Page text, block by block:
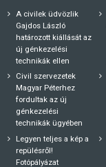
A civilek üdvözlik
Gajdos László
határozott kiállását az
új génkezelési
technikák ellen
Civil szervezetek
Magyar Péterhez
fordultak az új
génkezelési
technikák ügyében
Legyen teljes a kép a
repülésről!
Fotópályázat